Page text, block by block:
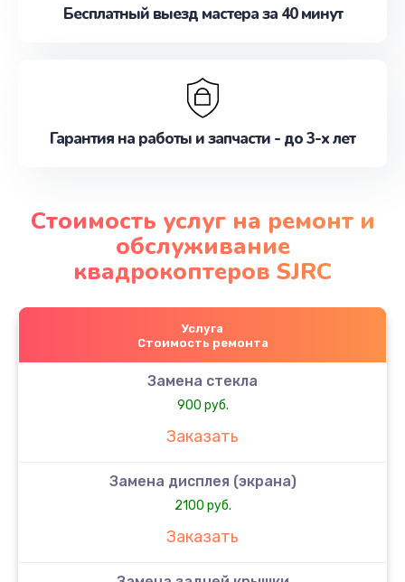
Бесплатный выезд мастера за 40 минут
Гарантия на работы и запчасти - до 3-х лет
Стоимость услуг на ремонт и
обслуживание
квадрокоптеров SJRC
Услуга
Стоимость ремонта
Замена стекла
900 руб.
Заказать
Замена дисплея (экрана)
2100 руб.
Заказать